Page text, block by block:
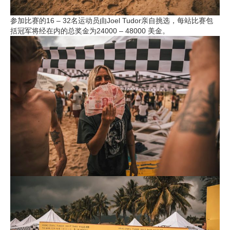
参加比赛的16 – 32名运动员由Joel Tudor亲自挑选，每站比赛包
括冠军将经在内的总奖金为24000 – 48000 美金。